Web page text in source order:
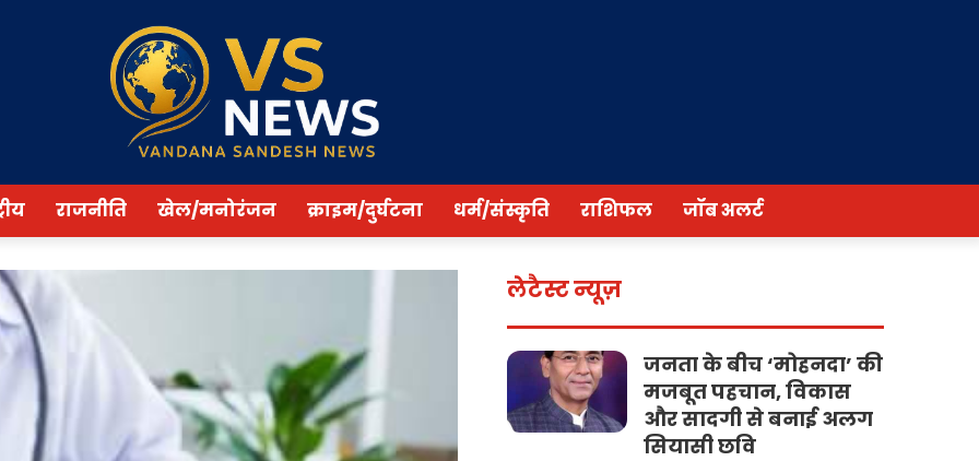
राजनीति खेल/मनोरंजन क्राइम/दुर्घटना धर्म/संस्कृति राशिफल जॉब अलर्ट
लेटैस्ट न्यूज़
जनता के बीच ‘मोहनदा’ की
मजबूत पहचान, विकास
और सादगी से बनाई अलग
सियासी छवि